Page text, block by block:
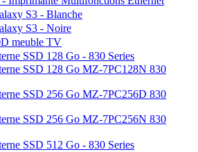
S3 - Blanche
S3 - Noire
meuble TV
SSD 128 Go - 830 Series
SSD 128 Go MZ-7PC128N 830
SSD 256 Go MZ-7PC256D 830
SSD 256 Go MZ-7PC256N 830
SSD 512 Go - 830 Series